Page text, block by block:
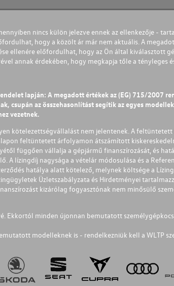
nincs külön jelezve ennek az ellenkezője -
hogy a közölt ár már nem aktuális. A
ellenére előfordulhat, hogy az Ön által kiválasztott
annak érdekében, hogy megkapja tőle a tényleges
lapján: A megadott értékek az (EG) 715/2007
csupán az összehasonlítást segítik az egyes
vezetnek.
kötelezettségvállalást nem jelentenek. A
feltüntetett árfolyamon átszámított
függően vállalja a gépjármű finanszírozását, és
lízingdíj nagysága a vételár módosulása és a
hatálya alatt kötelező, melynek költsége a
Üzletszabályzata és Hirdetményei
kizárólag fogyasztónak nem minősülő
Ekkortól minden újonnan bemutatott
modelleknek is - rendelkezniük kell a WLTP